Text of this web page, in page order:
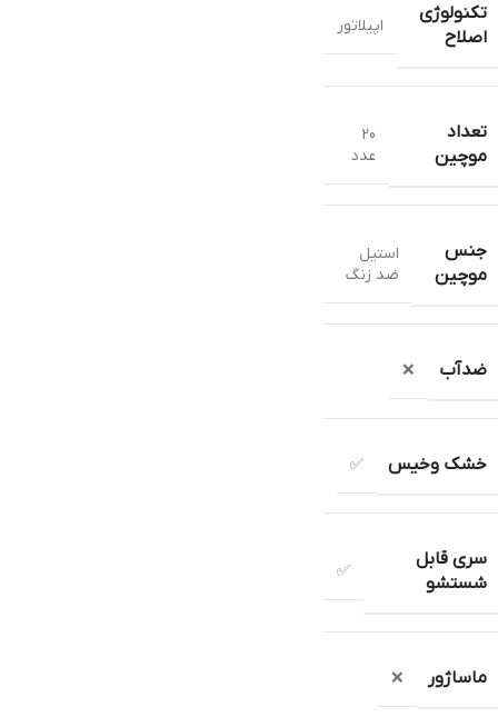
تکنولوژی
اصلاح
اپیلاتور
تعداد
موچین
20
عدد
جنس
موچین
استیل
ضد زنگ
ضدآب ❌
خشک وخیس ✅
سری قابل
شستشو
✅
ماساژور ❌